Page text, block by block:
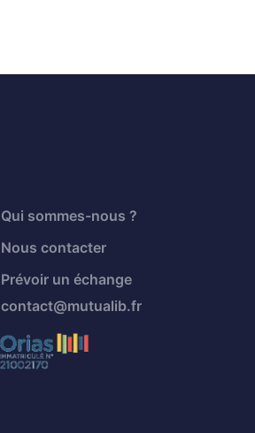
Qui sommes-nous ?
Nous contacter
Prévoir un échange
contact@mutualib.fr